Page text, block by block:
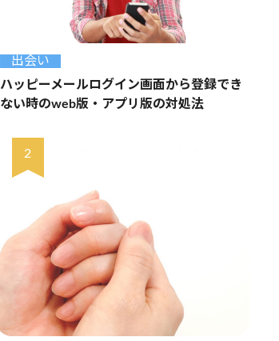
出会い
ハッピーメールログイン画面から登録でき
ない時のweb版・アプリ版の対処法